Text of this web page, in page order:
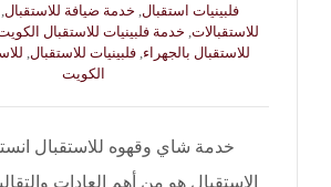
فلبينيات استقبال خدمة ضيافة للاستقبال
للاستقبالات خدمة فلبينيات للاستقبال
للاستقبال بالجهراء ,فلبينيات للاستقبال
الكويت
خدمة شاي وقهوه للاستقبال
الاستقبال هو من أهم العادات